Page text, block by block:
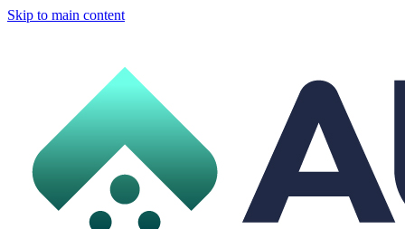
Skip to main content